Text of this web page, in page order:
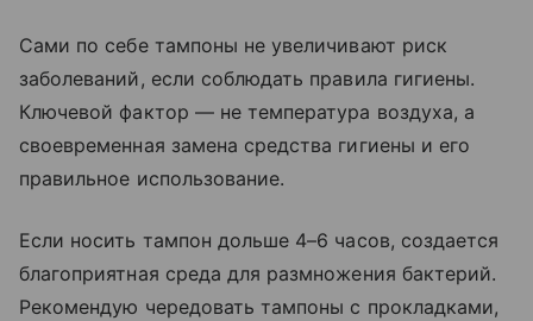
Сами по себе тампоны не увеличивают риск
заболеваний, если соблюдать правила гигиены.
Ключевой фактор — не температура воздуха, а
своевременная замена средства гигиены и его
правильное использование.
Если носить тампон дольше 4–6 часов, создается
благоприятная среда для размножения бактерий.
Рекомендую чередовать тампоны с прокладками,